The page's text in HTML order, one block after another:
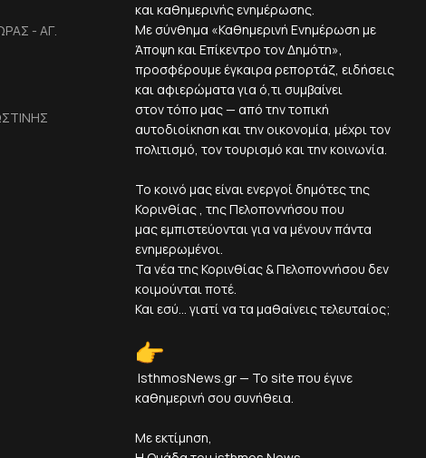
- ΑΓ.
και καθημερινής ενημέρωσης.
Με σύνθημα «Καθημερινή Ενημέρωση με
Άποψη και Επίκεντρο τον Δημότη»,
προσφέρουμε έγκαιρα ρεπορτάζ, ειδήσεις
και αφιερώματα για ό,τι συμβαίνει
στον τόπο μας — από την τοπική
αυτοδιοίκηση και την οικονομία, μέχρι τον
πολιτισμό, τον τουρισμό και την κοινωνία.
Το κοινό μας είναι ενεργοί δημότες της
Κορινθίας , της Πελοποννήσου που
μας εμπιστεύονται για να μένουν πάντα
ενημερωμένοι.
Τα νέα της Κορινθίας & Πελοποννήσου δεν
κοιμούνται ποτέ.
Και εσύ... γιατί να τα μαθαίνεις τελευταίος;
IsthmosNews.gr — Το site που έγινε
καθημερινή σου συνήθεια.
Με εκτίμηση,